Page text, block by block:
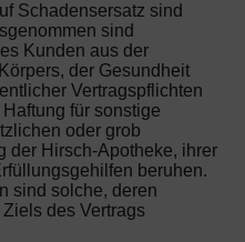
Schadensersatz sind
sind
Kunden aus der
der Gesundheit
Vertragspflichten
für sonstige
oder grob
der Hirsch-Apotheke, ihrer
beruhen.
sind solche, deren
des Vertrags